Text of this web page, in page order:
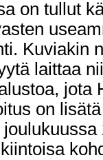
on tullut
Kuviakin
laittaa
jota
on